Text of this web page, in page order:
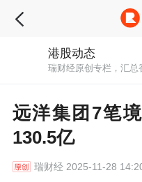
港股动态
瑞财经原创专栏，汇总
远洋集团7笔
130.5亿
瑞财经2025-11-28